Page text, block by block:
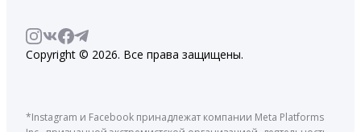
Copyright © 2026. Все права защищены.
*Instagram и Facebook принадлежат компании Meta Platforms